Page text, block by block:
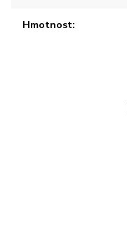
Hmotnost: